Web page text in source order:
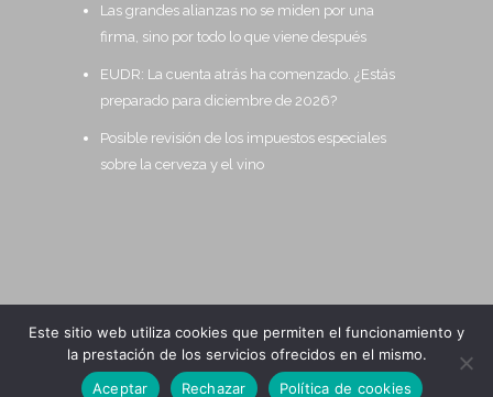
Las grandes alianzas no se miden por una
firma, sino por todo lo que viene después
EUDR: La cuenta atrás ha comenzado. ¿Estás
preparado para diciembre de 2026?
Posible revisión de los impuestos especiales
sobre la cerveza y el vino
2020 All Rights Reserved ALTAIR
Este sitio web utiliza cookies que permiten el funcionamiento y
la prestación de los servicios ofrecidos en el mismo.
Aceptar
Rechazar Política de cookies